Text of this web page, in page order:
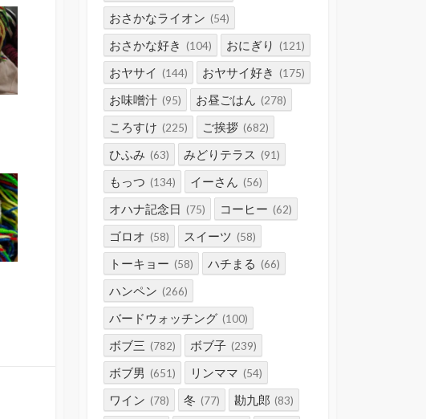
おさかなライオン (54)
おさかな好き (104) おにぎり (121)
おヤサイ (144) おヤサイ好き (175)
お味噌汁 (95) お昼ごはん (278)
ころすけ (225) ご挨拶 (682)
ひふみ (63) みどりテラス (91)
もっつ (134) イーさん (56)
オハナ記念日 (75) コーヒー (62)
ゴロオ (58) スイーツ (58)
トーキョー (58) ハチまる (66)
ハンペン (266)
バードウォッチング (100)
ボブ三 (782) ボブ子 (239)
ボブ男 (651) リンママ (54)
ワイン (78) 冬 (77) 勘九郎 (83)